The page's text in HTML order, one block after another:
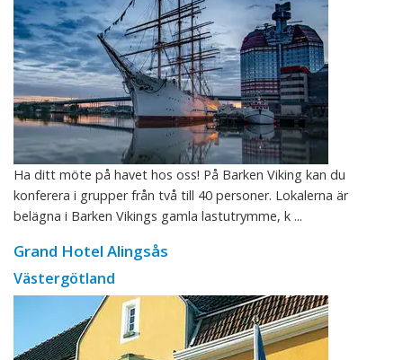
Ha ditt möte på havet hos oss! På Barken Viking kan du
konferera i grupper från två till 40 personer. Lokalerna är
belägna i Barken Vikings gamla lastutrymme, k ...
Grand Hotel Alingsås
Västergötland